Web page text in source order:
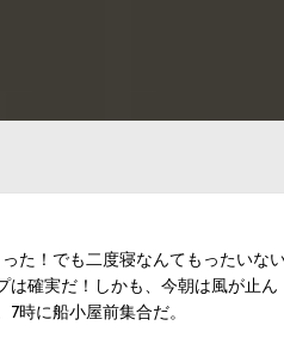
た！でも二度寝なんてもったいな
は確実だ！しかも、今朝は風が止ん
時に船小屋前集合だ。